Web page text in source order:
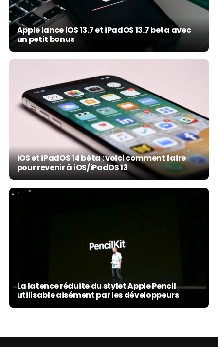
Apple lance iOS 13.7 et iPadOS 13.7 beta avec
un petit bonus
iOS et iPadOS 14 bêta : voici comment faire
pour revenir à iOS/iPadOS 13
La latence réduite du stylet Apple Pencil
utilisable aisément par les développeurs